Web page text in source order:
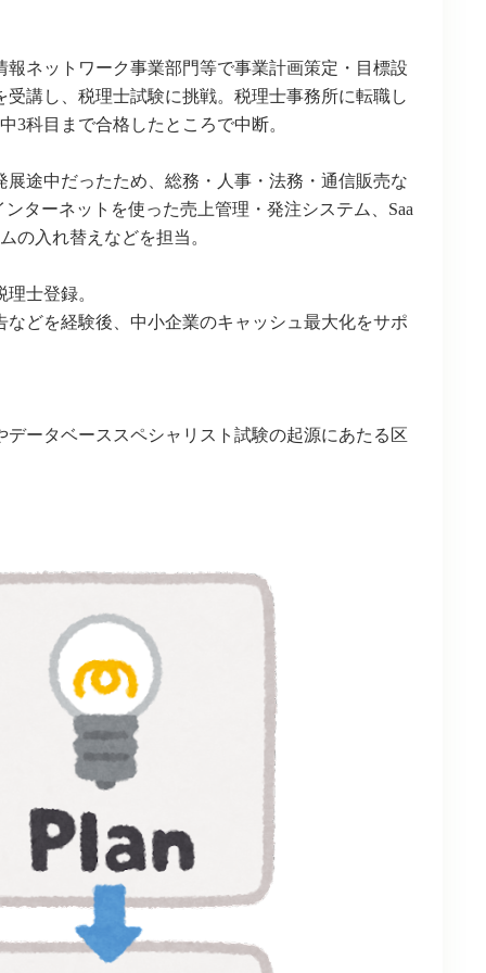
ネットワーク事業部門等で事業計画策定・目標設
講し、税理士試験に挑戦。税理士事務所に転職し
3科目まで合格したところで中断。
途中だったため、総務・人事・法務・通信販売な
ターネットを使った売上管理・発注システム、Saa
の入れ替えなどを担当。
士登録。
どを経験後、中小企業のキャッシュ最大化をサポ
ータベーススペシャリスト試験の起源にあたる区